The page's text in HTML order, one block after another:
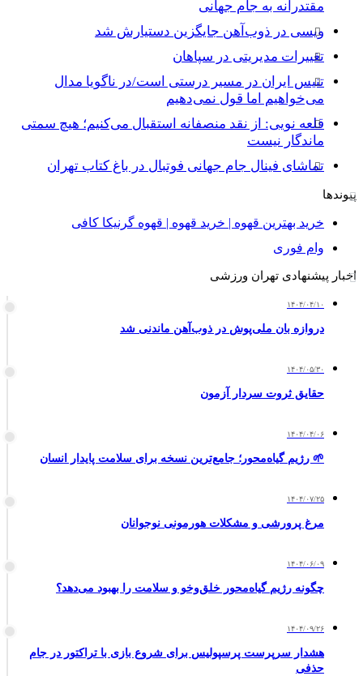
مقتدرانه به جام جهانی
ویسی در ذوب‌آهن جایگزین دستیارش شد
تغییرات مدیریتی در سپاهان
تنیس ایران در مسیر درستی است/در ناگویا مدال
می‌خواهیم اما قول نمی‌دهیم
قلعه نویی: از نقد منصفانه استقبال می‌کنیم؛ هیچ سمتی
ماندگار نیست
تماشای فینال جام جهانی فوتبال در باغ کتاب تهران
پیوندها
خرید بهترین قهوه | خرید قهوه | قهوه گرنیکا کافی
وام فوری
اخبار پیشنهادی تهران ورزشی
۱۴۰۴/۰۴/۱۰
دروازه بان ملی‌پوش در ذوب‌آهن ماندنی شد
۱۴۰۴/۰۵/۳۰
حقایق ثروت سردار آزمون
۱۴۰۴/۰۴/۰۶
🌱 رژیم گیاه‌محور؛ جامع‌ترین نسخه برای سلامت پایدار انسان
۱۴۰۴/۰۷/۲۵
مرغ پرورشی و مشکلات هورمونی نوجوانان
۱۴۰۴/۰۶/۰۹
چگونه رژیم گیاه‌محور خلق‌وخو و سلامت را بهبود می‌دهد؟
۱۴۰۴/۰۹/۲۶
هشدار سرپرست پرسپولیس برای شروع بازی با تراکتور در جام
حذفی